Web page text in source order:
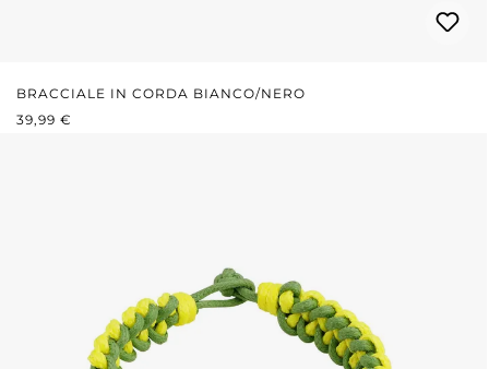
BRACCIALE IN CORDA BIANCO/NERO
PREZZO NORMALE:
39,99 €